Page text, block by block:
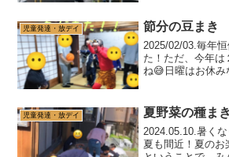
曜日☁️～雨雲なん
雨が...
児童発達・放デイ 節分の豆まき
2025/02/03.毎年
た！ただ、今年は
ね😅日曜はお休み
子が何人かいまし
今年の方角向...
児童発達・放デイ 夏野菜の種ま
2024.05.10.暑くな
夏も間近！夏のお